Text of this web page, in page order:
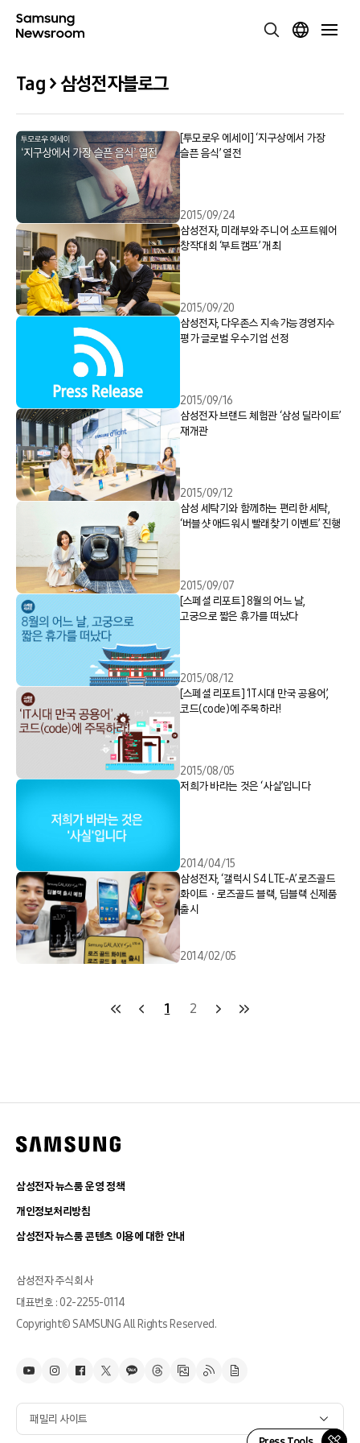
Tag > 삼성전자블로그
[투모로우 에세이] ‘지구상에서 가장
슬픈 음식’ 열전
2015/09/24
삼성전자, 미래부와 주니어 소프트웨어
창작대회 ‘부트캠프’ 개최
2015/09/20
삼성전자, 다우존스 지속가능경영지수
평가 글로벌 우수기업 선정
2015/09/16
삼성전자 브랜드 체험관 ‘삼성 딜라이트’
재개관
2015/09/12
삼성 세탁기와 함께하는 편리한 세탁,
‘버블샷 애드워시 빨래찾기 이벤트’ 진행
2015/09/07
[스페셜 리포트] 8월의 어느 날,
고궁으로 짧은 휴가를 떠났다
2015/08/12
[스페셜 리포트] ‘IT시대 만국 공용어’,
코드(code)에 주목하라!
2015/08/05
저희가 바라는 것은 ‘사실’입니다
2014/04/15
삼성전자, ‘갤럭시 S4 LTE-A’ 로즈골드
화이트ㆍ로즈골드 블랙, 딥블랙 신제품
출시
2014/02/05
1 2
삼성전자 뉴스룸 운영 정책
개인정보처리방침
삼성전자 뉴스룸 콘텐츠 이용에 대한 안내
삼성전자 주식회사
대표번호 : 02-2255-0114
Copyright© SAMSUNG All Rights Reserved.
패밀리 사이트